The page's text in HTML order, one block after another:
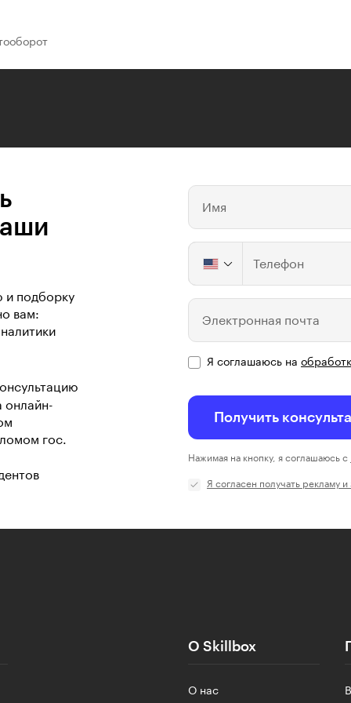
и подборку
вам:
онлайн-
гос.
Имя
Телефон
Электронная почта
Я соглашаюсь на
Получить
Нажимая на кнопку, я соглашаюсь с
Я согласен получать рекламу и
О Skillbox
О нас